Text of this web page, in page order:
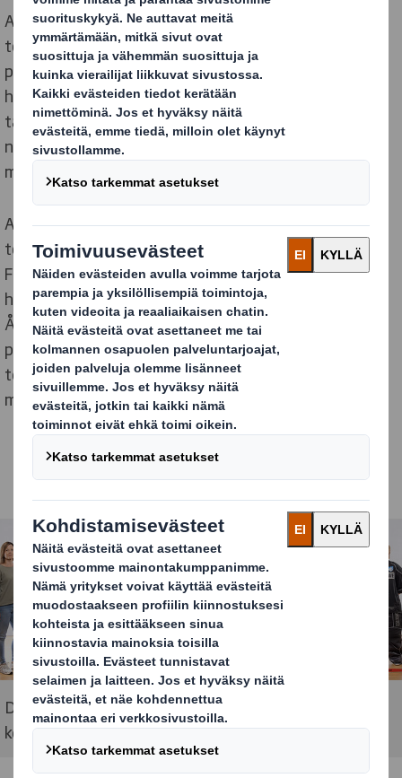
Apu tehdään yhdessä – Hjälp görs tillsammans -
toiminnan tavoitteena on kerätä mahdollisimman
paljon harrastusvälineitä. Hope vastaa
harrastusvälineiden toimittamisesta niitä eniten
tarvitseville ja näin mahdollistaa harrastamisen myös
niille, kenelle se ei taloudellisesti muuten ole
mahdollista.
Apu tehdään yhdessä – Hjälp görs tillsammans
toiminnan taustalla on sipoolainen naisten salibandyn
F-liigajoukkue ÅIF (Ådalens IF) sekä
hyväntekeväisyysjärjestö Hope. Osana yhteistyötä
ÅIF luovuttaa veloituksetta Hopen käyttöön
peliasunsa etuosan mainospaikan ja kaikki kotiottelut
teemoitetaan auttamisen ympärille. Kampanjassa on
mukana ÅIF:n ja Hopen lisäksi yrityskumppaneita.
DS Smith on valmistanut ja lahjoittanut tyylikkäät
keräyslaatikot, joita kampanjassa käytetään